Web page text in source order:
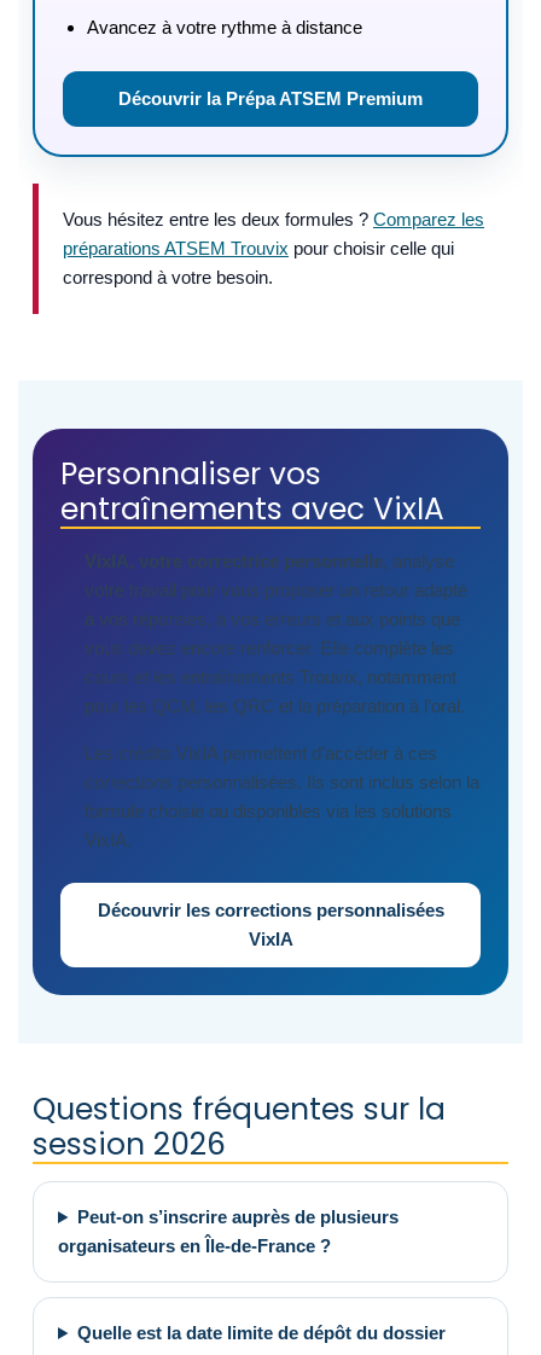
Avancez à votre rythme à distance
Découvrir la Prépa ATSEM Premium
Vous hésitez entre les deux formules ? Comparez les
préparations ATSEM Trouvix pour choisir celle qui
correspond à votre besoin.
Personnaliser vos
entraînements avec VixIA
VixIA, votre correctrice personnelle, analyse
votre travail pour vous proposer un retour adapté
à vos réponses, à vos erreurs et aux points que
vous devez encore renforcer. Elle complète les
cours et les entraînements Trouvix, notamment
pour les QCM, les QRC et la préparation à l’oral.
Les crédits VixIA permettent d’accéder à ces
corrections personnalisées. Ils sont inclus selon la
formule choisie ou disponibles via les solutions
VixIA.
Découvrir les corrections personnalisées
VixIA
Questions fréquentes sur la
session 2026
Peut-on s’inscrire auprès de plusieurs
organisateurs en Île-de-France ?
Quelle est la date limite de dépôt du dossier